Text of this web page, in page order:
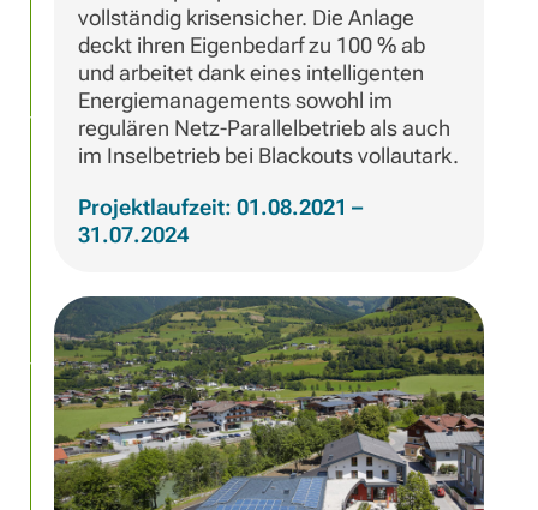
vollständig krisensicher. Die Anlage
deckt ihren Eigenbedarf zu 100 % ab
und arbeitet dank eines intelligenten
Energiemanagements sowohl im
regulären Netz-Parallelbetrieb als auch
im Inselbetrieb bei Blackouts vollautark.
Projektlaufzeit: 01.08.2021 –
31.07.2024